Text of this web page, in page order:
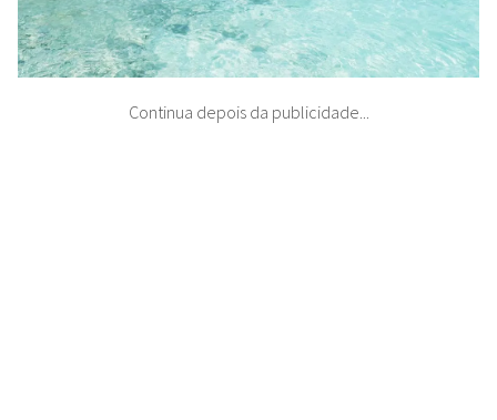
Continua depois da publicidade...